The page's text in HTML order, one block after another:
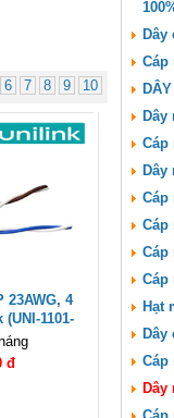
6 7 8 9 10
23AWG, 4
1101-
đ
Dây
Cáp
Dây
Cáp
Dây
Cáp
Cáp
Cáp
Cáp
Hạt
Dây
Cáp